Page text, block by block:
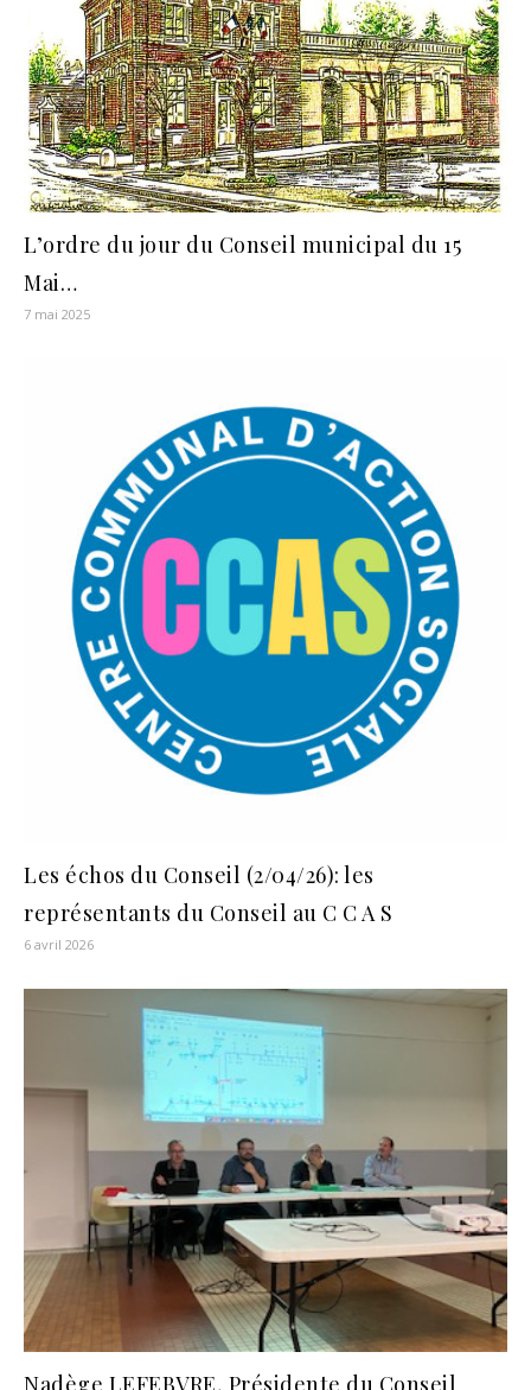
L’ordre du jour du Conseil municipal du 15
Mai…
7 mai 2025
Les échos du Conseil (2/04/26): les
représentants du Conseil au C C A S
6 avril 2026